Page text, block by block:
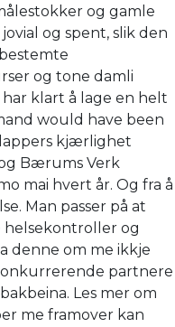
og gamle
og spent, slik den
og tone damli
klart å lage en helt
would have been
kjærlighet
Bærums Verk
mai hvert år. Og fra å
Man passer på at
helsekontroller og
denne om me ikkje
partnere
Les mer om
me framover kan